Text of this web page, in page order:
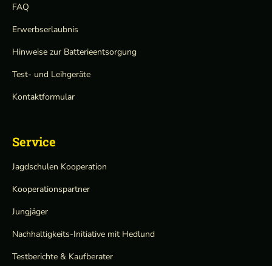
FAQ
Erwerbserlaubnis
Hinweise zur Batterieentsorgung
Test- und Leihgeräte
Kontaktformular
Service
Jagdschulen Kooperation
Kooperationspartner
Jungjäger
Nachhaltigkeits-Initiative mit Hedlund
Testberichte & Kaufberater